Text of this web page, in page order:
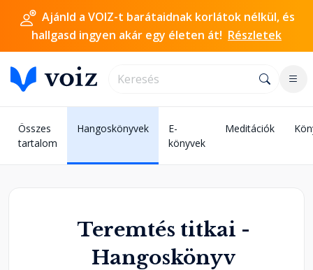
Ajánld a VOIZ-t barátaidnak korlátok nélkül, és
hallgasd ingyen akár egy életen át! Részletek
Összes
tartalom
Hangoskönyvek
E-
könyvek
Meditációk
Teremtés titkai -
Hangoskönyv